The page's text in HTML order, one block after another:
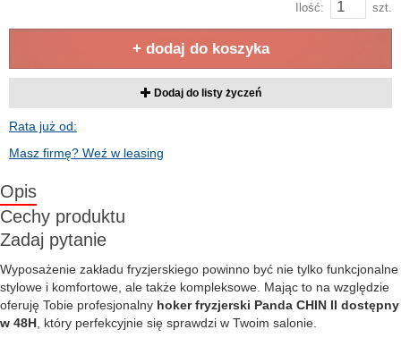
Ilość: szt.
+ dodaj do koszyka
Dodaj do listy życzeń
Rata już od:
Masz firmę? Weź w leasing
Opis
Cechy produktu
Zadaj pytanie
Wyposażenie zakładu fryzjerskiego powinno być nie tylko funkcjonalne
stylowe i komfortowe, ale także kompleksowe. Mając to na względzie
oferuję Tobie profesjonalny hoker fryzjerski Panda CHIN II dostępny
w 48H , który perfekcyjnie się sprawdzi w Twoim salonie.